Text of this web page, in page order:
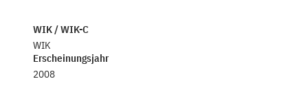
WIK / WIK-C
WIK
Erscheinungsjahr
2008